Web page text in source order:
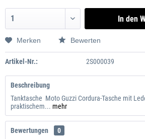
In den
Merken Bewerten
Artikel-Nr.: 2S000039
Beschreibung
Tanktasche Moto Guzzi Cordura-Tasche mit
praktischem... mehr
Bewertungen
0